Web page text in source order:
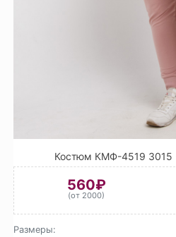
Костюм КМФ-4519 3015
560₽
(от 2000)
Размеры: